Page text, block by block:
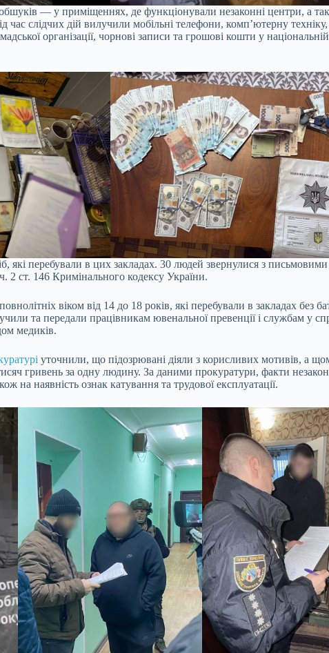
— у приміщеннях, де функціонували незаконні центри, а
слідчих дій вилучили мобільні телефони, комп’ютерну техніку,
організації, чорнові записи та грошові кошти у
які перебували в цих закладах. 30 людей звернулися з письмовими
2 ст. 146 Кримінального кодексу України.
віком від 14 до 18 років, які перебували в закладах без
та передали працівникам ювенальної превенції і службам у
медиків.
уточнили, що підозрювані діяли з корисливих мотивів, а
гривень за одну людину. За даними прокуратури, факти
на наявність ознак катування та трудової експлуатації.